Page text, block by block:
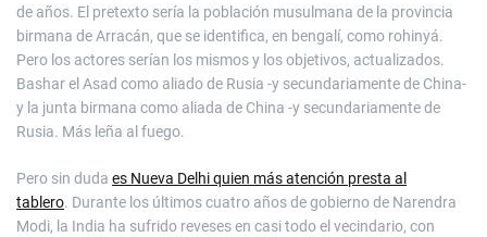
de años. El pretexto sería la población musulmana de la provincia
birmana de Arracán, que se identifica, en bengalí, como rohinyá.
Pero los actores serían los mismos y los objetivos, actualizados.
Bashar el Asad como aliado de Rusia -y secundariamente de China-
y la junta birmana como aliada de China -y secundariamente de
Rusia. Más leña al fuego.
Pero sin duda es Nueva Delhi quien más atención presta al
tablero. Durante los últimos cuatro años de gobierno de Narendra
Modi, la India ha sufrido reveses en casi todo el vecindario, con